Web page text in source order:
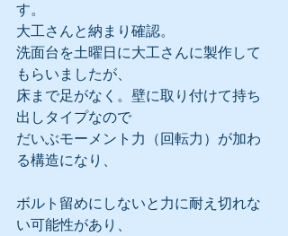
す。
大工さんと納まり確認。
洗面台を土曜日に大工さんに製作して
もらいましたが、
床まで足がなく。壁に取り付けて持ち
出しタイプなので
だいぶモーメント力（回転力）が加わ
る構造になり、
ボルト留めにしないと力に耐え切れな
い可能性があり、